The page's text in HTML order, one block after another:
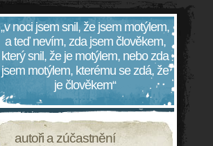
„v noci jsem snil, že jsem motýlem,
a teď nevím, zda jsem člověkem,
který snil, že je motýlem, nebo zda
jsem motýlem, kterému se zdá, že
je člověkem“
autoři a zúčastnění